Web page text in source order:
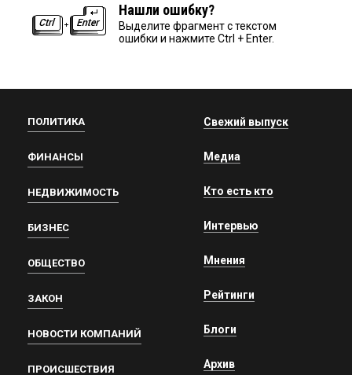
Нашли ошибку?
Выделите фрагмент с текстом
ошибки и нажмите Ctrl + Enter.
ПОЛИТИКА
ФИНАНСЫ
НЕДВИЖИМОСТЬ
БИЗНЕС
ОБЩЕСТВО
ЗАКОН
НОВОСТИ КОМПАНИЙ
ПРОИСШЕСТВИЯ
Свежий выпуск
Медиа
Кто есть кто
Интервью
Мнения
Рейтинги
Блоги
Архив